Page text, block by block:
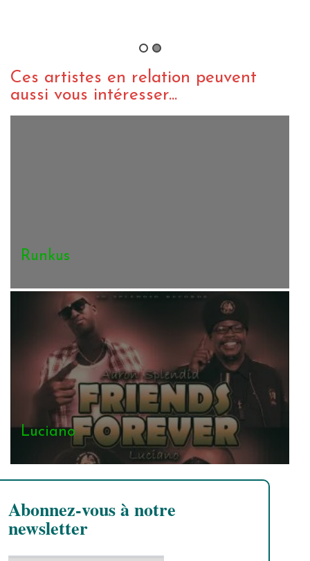
Ces artistes en relation peuvent
aussi vous intéresser...
Runkus
Luciano
Abonnez-vous à notre
newsletter